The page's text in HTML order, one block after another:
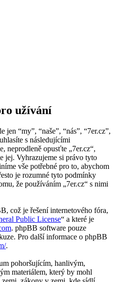
užívání
jen “my”, “naše”, “nás”, “7er.cz”,
s následujícími
neprodleně opusťte „7er.cz“,
jej. Vyhrazujeme si právo tyto
vše potřebné pro to, abychom
je rozumné tyto podmínky
že používáním „7er.cz“ s nimi
což je řešení internetového fóra,
Public License“ a které je
. phpBB software pouze
Pro další informace o phpBB
.
pohoršujícím, hanlivým,
materiálem, který by mohl